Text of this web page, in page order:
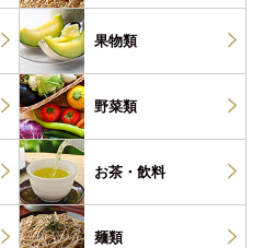
果物類
野菜類
お茶・ 飲料
麺類